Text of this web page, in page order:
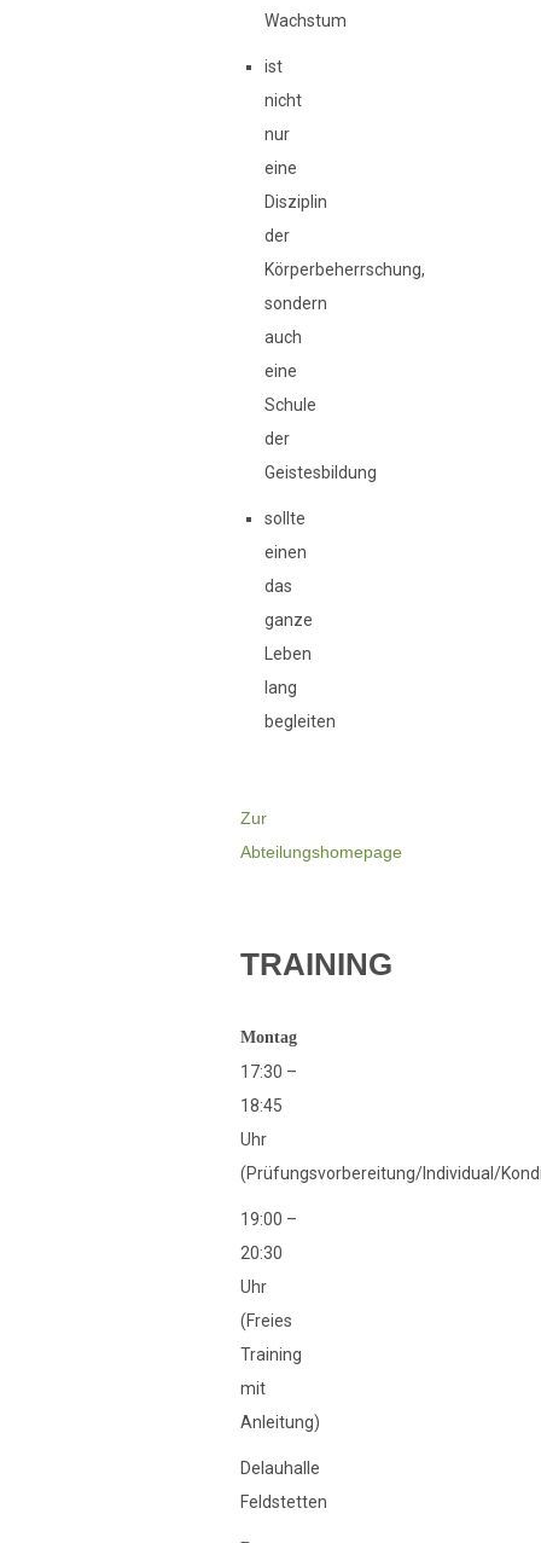
Wachstum
ist
nicht
nur
eine
Disziplin
der
Körperbeherrschung,
sondern
auch
eine
Schule
der
Geistesbildung
sollte
einen
das
ganze
Leben
lang
begleiten
Zur
Abteilungshomepage
TRAINING
Montag
17:30 –
18:45
Uhr
(Prüfungsvorbereitung/Individual/
19:00 –
20:30
Uhr
(Freies
Training
mit
Anleitung)
Delauhalle
Feldstetten